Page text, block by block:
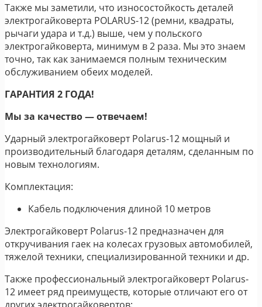
Также мы заметили, что износостойкость деталей
электрогайковерта POLARUS-12 (ремни, квадраты,
рычаги удара и т.д.) выше, чем у польского
электрогайковерта, минимум в 2 раза. Мы это знаем
точно, так как занимаемся полным техническим
обслуживанием обеих моделей.
ГАРАНТИЯ 2 ГОДА!
Мы за качество ― отвечаем!
Ударный электрогайковерт Polarus-12 мощный и
производительный благодаря деталям, сделанным по
новым технологиям.
Комплектация:
Кабель подключения длиной 10 метров
Электрогайковерт Polarus-12 предназначен для
откручивания гаек на колесах грузовых автомобилей,
тяжелой техники, специализированной техники и др.
Также профессиональный электрогайковерт Polarus-
12 имеет ряд преимуществ, которые отличают его от